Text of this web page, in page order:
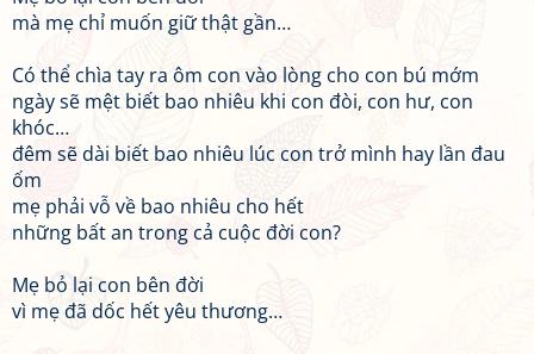
mà mẹ chỉ muốn giữ thật gần…
Có thể chìa tay ra ôm con vào lòng cho con bú mớm
ngày sẽ mệt biết bao nhiêu khi con đòi, con hư, con
khóc…
đêm sẽ dài biết bao nhiêu lúc con trở mình hay lần đau
ốm
mẹ phải vỗ về bao nhiêu cho hết
những bất an trong cả cuộc đời con?
Mẹ bỏ lại con bên đời
vì mẹ đã dốc hết yêu thương…